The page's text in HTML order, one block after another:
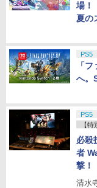
場！
夏の
PS5
「
へ。
PS5
【特
必殺
者
撃！
清水